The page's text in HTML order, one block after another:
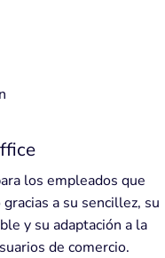
los empleados que
a su sencillez, su
y su adaptación a la
de comercio.